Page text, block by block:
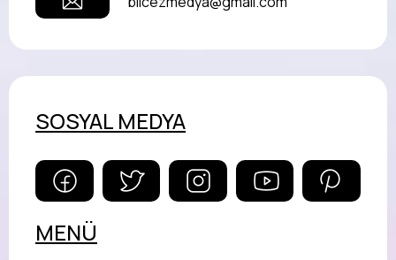
SOSYAL MEDYA
MENÜ